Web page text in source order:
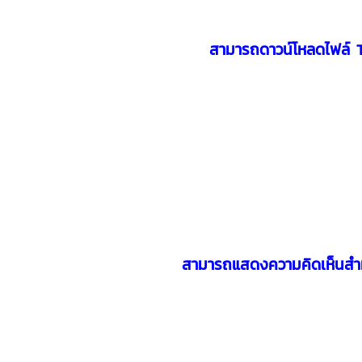
สามารถดาวน์โหลดไฟล์
สามารถแสดงความคิดเห็นส